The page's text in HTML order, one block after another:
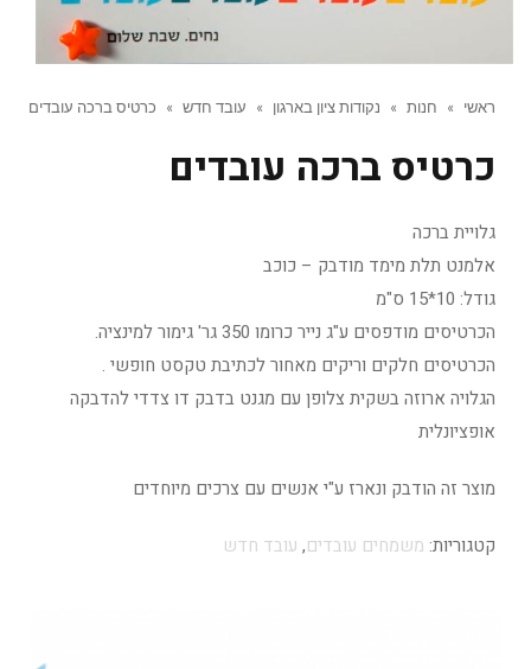
ראשי » חנות » נקודות ציון בארגון » עובד חדש » כרטיס ברכה עובדים
כרטיס ברכה עובדים
גלויית ברכה
אלמנט תלת מימד מודבק – כוכב
גודל: 10*15 ס"מ
הכרטיסים מודפסים ע"ג נייר כרומו 350 גר' גימור למינציה.
הכרטיסים חלקים וריקים מאחור לכתיבת טקסט חופשי .
הגלויה ארוזה בשקית צלופן עם מגנט בדבק דו צדדי להדבקה
אופציונלית
מוצר זה הודבק ונארז ע"י אנשים עם צרכים מיוחדים
קטגוריות: משמחים עובדים, עובד חדש